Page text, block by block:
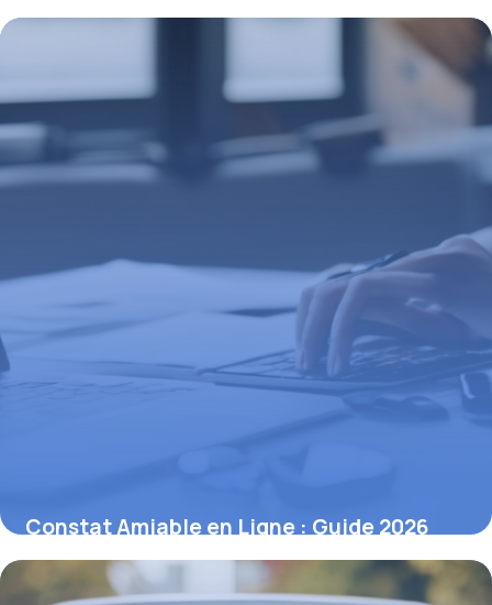
27 avril 2026
Constat Amiable en Ligne : Guide 2026
17 avril 2026